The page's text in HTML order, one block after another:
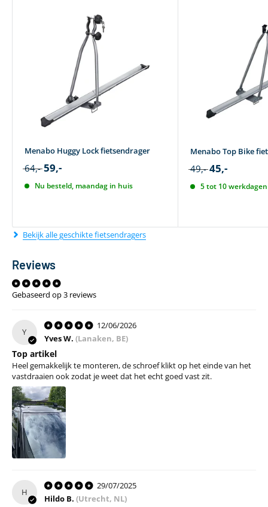
Menabo Huggy Lock fietsendrager
64,- 59,-
Nu besteld, maandag in huis
Menabo Top Bike
49,- 45,-
5 tot 10
Bekijk alle geschikte fietsendragers
Reviews
Gebaseerd op 3 reviews
Y
12/06/2026
Yves W. (Lanaken, BE)
Top artikel
Heel gemakkelijk te monteren, de schroef klikt op het einde van het
vastdraaien ook zodat je weet dat het echt goed vast zit.
H
29/07/2025
Hildo B. (Utrecht, NL)